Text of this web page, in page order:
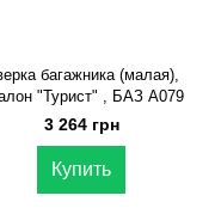
багажника (малая),
"Турист" , БАЗ А079
3 264 грн
Купить